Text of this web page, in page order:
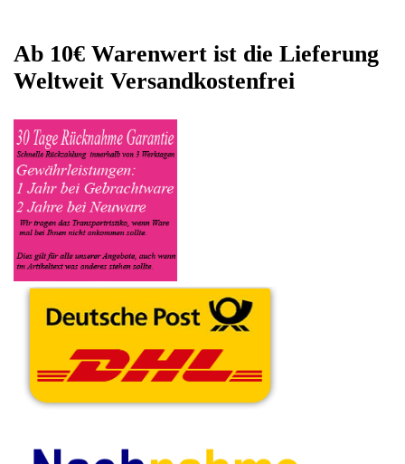
anbieten möchten eintragen. Dort geben Sie den
Kaffeevollautomat Name Siemens sowie die Modelnummer mit
ein, bei der Artikelbeschreibung geben Sie alle wichtigen
befindet ob es Defekt oder Funktionstüchtig ist und so gut wie
möglich alle Mängel angeben sowie das Zubehör welches
dazugehört. Sobald der Siemens Kaffeevollautomat
angenommen worden ist, sehen Sie dies unter Meine Artikel
anzeigen, dort wird Ihnen dann die Lieferadresse mitgeteilt wo
genau der Kaffeevollautomat hin gesendet werden muss. Dort
tragen Sie dann auch das Transportunternehmen zum Beispiel
kann ob Ihre Artikel auch angekommen ist.
Vielfaches mehr, als wenn Sie den Siemens Kaffeevollautomat
eigenhändig komplett verkaufen würden.
Andere Produkte die Ihnen
gefallen könnten